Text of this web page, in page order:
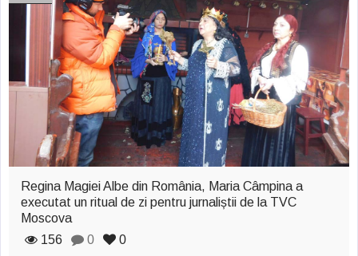
Regina Magiei Albe din România, Maria Câmpina a
executat un ritual de zi pentru jurnaliștii de la TVC
Moscova
156
0
0